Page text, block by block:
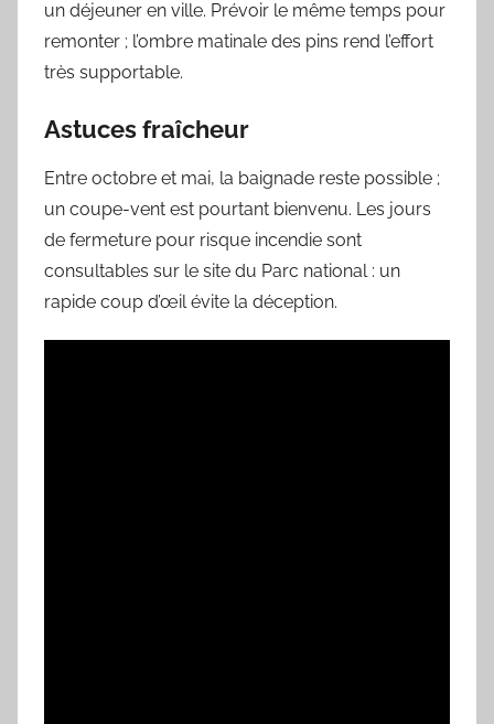
un déjeuner en ville. Prévoir le même temps pour
remonter ; l’ombre matinale des pins rend l’effort
très supportable.
Astuces fraîcheur
Entre octobre et mai, la baignade reste possible ;
un coupe-vent est pourtant bienvenu. Les jours
de fermeture pour risque incendie sont
consultables sur le site du Parc national : un
rapide coup d’œil évite la déception.